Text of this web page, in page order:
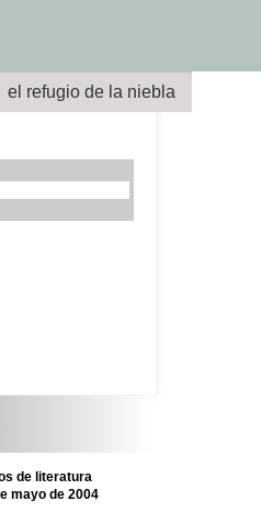
el refugio de la niebla
de literatura
mayo de 2004